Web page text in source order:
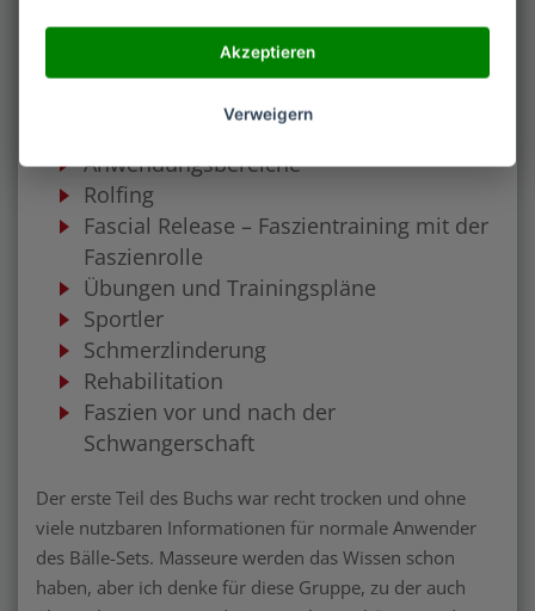
Das zweite Kapitel handelt von dem eigentlichen
Training mit Faszienrollen und -bällen:
Gesundheitliche Vorteile
Anwendungsbereiche
Rolfing
Fascial Release – Faszientraining mit der
Faszienrolle
Übungen und Trainingspläne
Sportler
Schmerzlinderung
Rehabilitation
Faszien vor und nach der
Schwangerschaft
Der erste Teil des Buchs war recht trocken und ohne
viele nutzbaren Informationen für normale Anwender
des Bälle-Sets. Masseure werden das Wissen schon
haben, aber ich denke für diese Gruppe, zu der auch
Akzeptieren
Verweigern